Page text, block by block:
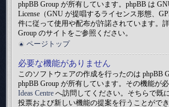
phpBB Group が所有しています。phpBB は
License（GNU が提唱するライセンス形態、
件に従って使用や配布が許諾されています。
Group のサイトをご参照ください。
ページトップ
必要な機能がありません
このソフトウェアの作成を行ったのは phpBB
phpBB Group が所有しています。その機能が
Ideas Centre へ訪問してください。そちらで既
投票および新しい機能の提案を行うことができ